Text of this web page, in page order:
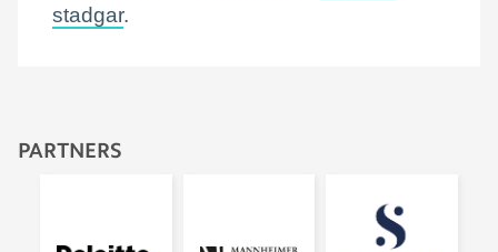
stadgar.
PARTNERS